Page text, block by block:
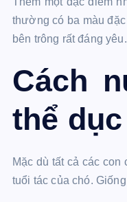
thường có ba màu
bên trông rất đáng yêu.
Cách
thể dục
Mặc dù tất cả các
tuổi tác của chó.